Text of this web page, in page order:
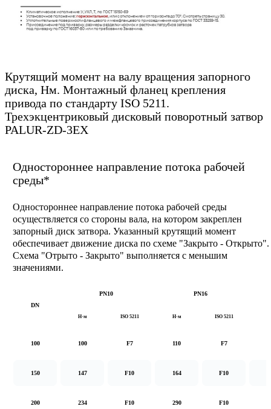
Крутящий момент на валу вращения запорного
диска, Нм. Монтажный фланец крепления
привода по стандарту ISO 5211.
Трехэкцентриковый дисковый поворотный затвор
PALUR-ZD-3EX
Одностороннее направление потока рабочей
среды*
Одностороннее направление потока рабочей среды
осуществляется со стороны вала, на котором закреплен
запорный диск затвора. Указанный крутящий момент
обеспечивает движение диска по схеме "Закрыто - Открыто".
Схема "Отрыто - Закрыто" выполняется с меньшим
значениями.
DN
PN10 PN16
Н·м ISO 5211 Н·м ISO 5211
100 100 F7 110 F7
150 147 F10 164 F10
200 234 F10 290 F10